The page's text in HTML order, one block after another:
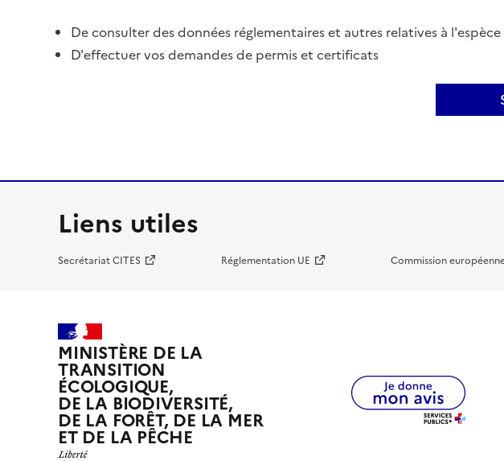
De consulter des données réglementaires et autres relatives à
D'effectuer vos demandes de permis et certificats
Liens utiles
Secrétariat CITES Réglementation UE Commission
MINISTÈRE DE LA
TRANSITION
ÉCOLOGIQUE,
DE LA BIODIVERSITÉ,
DE LA FORÊT, DE LA MER
ET DE LA PÊCHE